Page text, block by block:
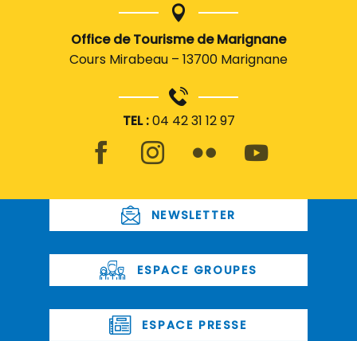
Office de Tourisme de Marignane
Cours Mirabeau – 13700 Marignane
TEL :04 42 31 12 97
NEWSLETTER
ESPACE GROUPES
ESPACE PRESSE